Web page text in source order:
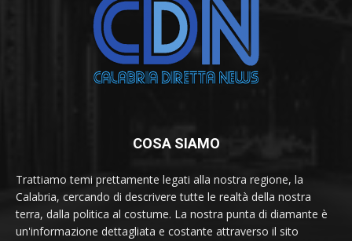
COSA SIAMO
Trattiamo temi prettamente legati alla nostra regione, la
Calabria, cercando di descrivere tutte le realtà della nostra
terra, dalla politica al costume. La nostra punta di diamante è
un'informazione dettagliata e costante attraverso il sito